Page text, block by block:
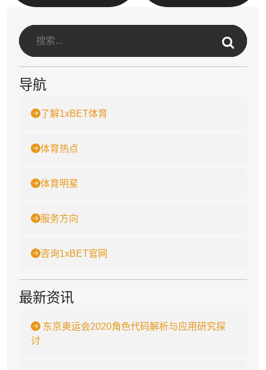
导航
了解1xBET体育
体育热点
体育明星
服务方向
咨询1xBET官网
最新资讯
东京奥运会2020角色代码解析与应用研究探
讨